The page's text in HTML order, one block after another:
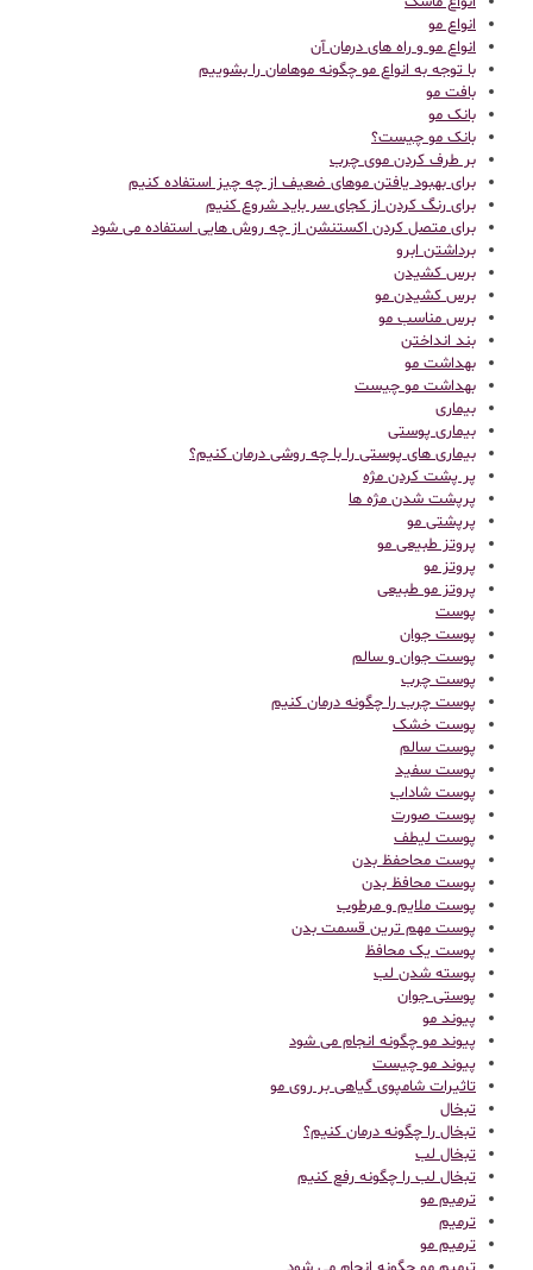
انواع مو
انواع مو و راه های درمان آن
با توجه به انواع مو چگونه موهامان را بشوییم
بافت مو
بانک مو
بانک مو چیست؟
بر طرف کردن موی چرب
برای بهبود یافتن موهای ضعیف از چه چیز استفاده کنیم
برای رنگ کردن از کجای سر باید شروع کنیم
برای متصل کردن اکستنشن از چه روش هایی استفاده می شود
برداشتن ابرو
برس کشیدن
برس کشیدن مو
برس مناسب مو
بند انداختن
بهداشت مو
بهداشت مو چیست
بیماری
بیماری پوستی
بیماری های پوستی را با چه روشی درمان کنیم؟
پر پشت کردن مژه
پرپشت شدن مژه ها
پرپشتی مو
پروتز طبیعی مو
پروتز مو
پروتز مو طبیعی
پوست
پوست جوان
پوست جوان و سالم
پوست چرب
پوست چرب را چگونه درمان کنیم
پوست خشک
پوست سالم
پوست سفید
پوست شاداب
پوست صورت
پوست لیطف
پوست محاحفظ بدن
پوست محافظ بدن
پوست ملایم و مرطوب
پوست مهم ترین قسمت بدن
پوست یک محافظ
پوسته شدن لب
پوستی جوان
پیوند مو
پیوند مو چگونه انجام می شود
پیوند مو چیست
تاثیرات شامپوی گیاهی بر روی مو
تبخال
تبخال را چگونه درمان کنیم؟
تبخال لب
تبخال لب را چگونه رفع کنیم
ترميم مو
ترمیم
ترمیم مو